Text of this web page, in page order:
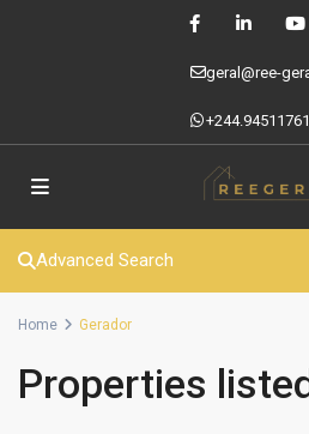
geral@ree-
Advanced Search
Home Gerador
Properties